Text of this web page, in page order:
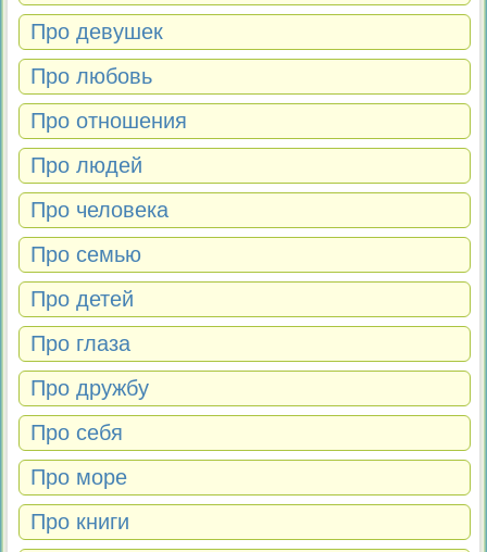
Про девушек
Про любовь
Про отношения
Про людей
Про человека
Про семью
Про детей
Про глаза
Про дружбу
Про себя
Про море
Про книги